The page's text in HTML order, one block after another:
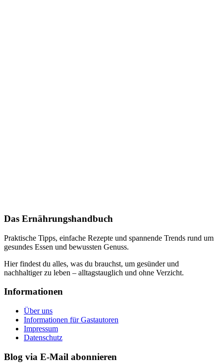
Das Ernährungshandbuch
Praktische Tipps, einfache Rezepte und spannende Trends rund um
gesundes Essen und bewussten Genuss.
Hier findest du alles, was du brauchst, um gesünder und
nachhaltiger zu leben – alltagstauglich und ohne Verzicht.
Informationen
Über uns
Informationen für Gastautoren
Impressum
Datenschutz
Blog via E-Mail abonnieren